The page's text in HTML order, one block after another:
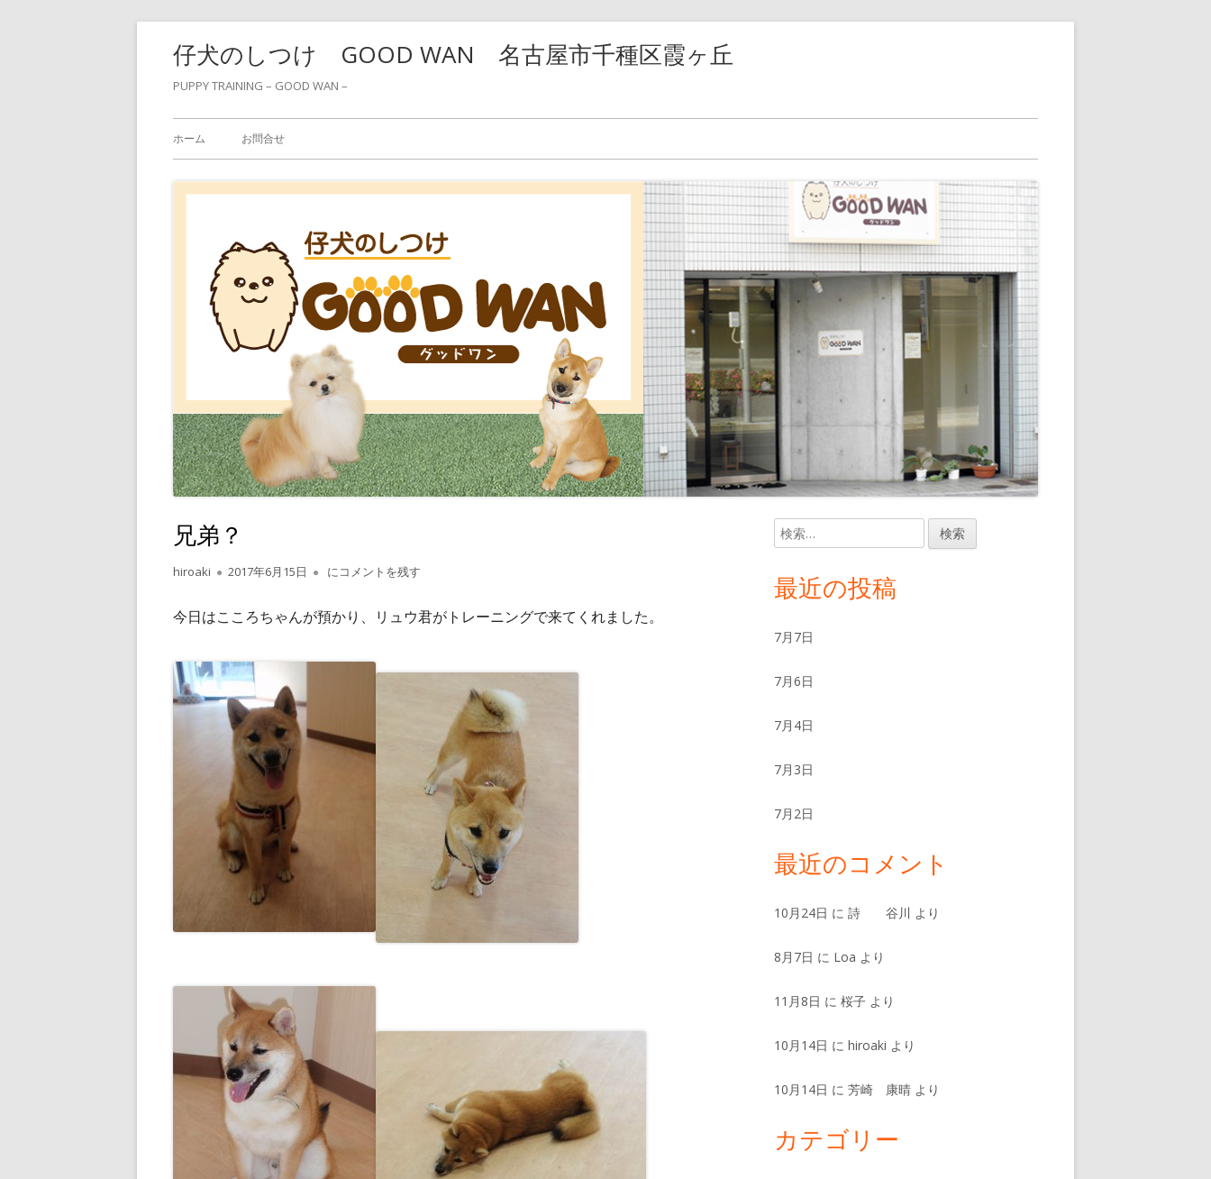
仔犬のしつけ GOOD WAN 名古屋市千種区霞ヶ丘
PUPPY TRAINING – GOOD WAN –
メ
イ
ホーム お問合せ
兄弟？
作
者
hiroaki
公
日
2017年6月15日 兄弟？
にコメントを残す
今日はこころちゃんが預かり、リュウ君がトレーニングで来てくれました。
メ
イ
サ
イ
ド
バ
ー
検
索:
最近の投稿
7月7日
7月6日
7月4日
7月3日
7月2日
最近のコメント
10月24日 に詩 谷川 より
8月7日 に Loa より
11月8日 に桜子 より
10月14日 にhiroaki より
10月14日 に芳崎 康晴 より
カテゴリー